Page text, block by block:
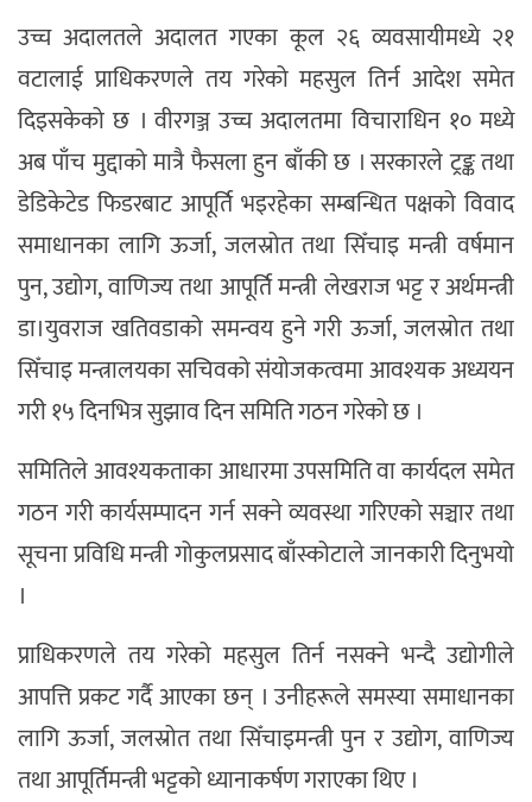
उच्च अदालतले अदालत गएका कूल २६ व्यवसायीमध्ये २१
वटालाई प्राधिकरणले तय गरेको महसुल तिर्न आदेश समेत
दिइसकेको छ । वीरगञ्ज उच्च अदालतमा विचाराधिन १० मध्ये
अब पाँच मुद्दाको मात्रै फैसला हुन बाँकी छ । सरकारले ट्रङ्क तथा
डेडिकेटेड फिडरबाट आपूर्ति भइरहेका सम्बन्धित पक्षको विवाद
समाधानका लागि ऊर्जा, जलस्रोत तथा सिँचाइ मन्त्री वर्षमान
पुन, उद्योग, वाणिज्य तथा आपूर्ति मन्त्री लेखराज भट्ट र अर्थमन्त्री
डा।युवराज खतिवडाको समन्वय हुने गरी ऊर्जा, जलस्रोत तथा
सिँचाइ मन्त्रालयका सचिवको संयोजकत्वमा आवश्यक अध्ययन
गरी १५ दिनभित्र सुझाव दिन समिति गठन गरेको छ ।
समितिले आवश्यकताका आधारमा उपसमिति वा कार्यदल समेत
गठन गरी कार्यसम्पादन गर्न सक्ने व्यवस्था गरिएको सञ्चार तथा
सूचना प्रविधि मन्त्री गोकुलप्रसाद बाँस्कोटाले जानकारी दिनुभयो
।
प्राधिकरणले तय गरेको महसुल तिर्न नसक्ने भन्दै उद्योगीले
आपत्ति प्रकट गर्दै आएका छन् । उनीहरूले समस्या समाधानका
लागि ऊर्जा, जलस्रोत तथा सिँचाइमन्त्री पुन र उद्योग, वाणिज्य
तथा आपूर्तिमन्त्री भट्टको ध्यानाकर्षण गराएका थिए ।